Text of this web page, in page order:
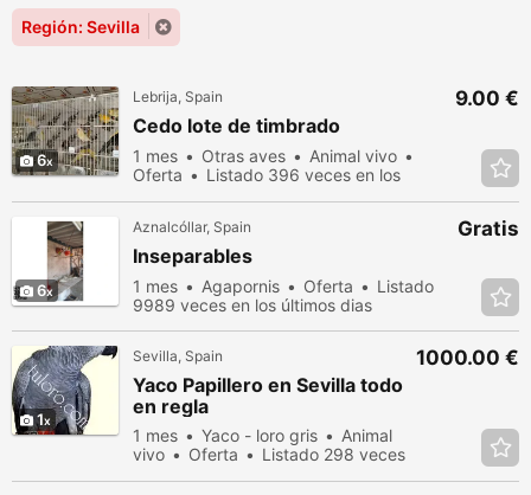
Región: Sevilla
6
Lebrija, Spain
Cedo lote de timbrado
1 mes Otras aves
Animal vivo
Oferta
Listado 396 veces en los
9.00 €
6
Aznalcóllar, Spain
Inseparables
1 mes Agapornis Oferta
Listado
9989 veces en los últimos dias
Gratis
1
Sevilla, Spain
Yaco Papillero en Sevilla todo
en regla
1 mes Yaco - loro gris
Animal
vivo
Oferta
Listado 298 veces
1000.00 €